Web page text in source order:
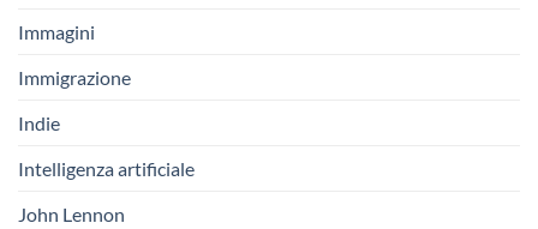
Immagini
Immigrazione
Indie
Intelligenza artificiale
John Lennon